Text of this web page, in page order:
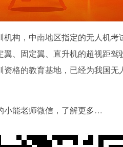
构，中南地区指定的无人机
、固定翼、直升机的超视距
格的教育基地，已经为我国
小能老师微信，了解更多…